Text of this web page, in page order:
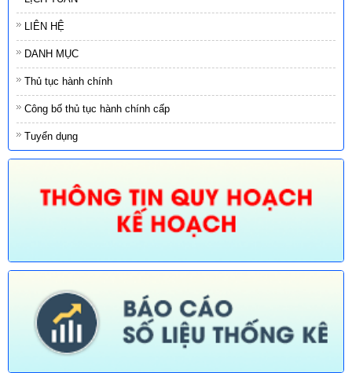
LIÊN HỆ
DANH MỤC
Thủ tục hành chính
Công bố thủ tục hành chính cấp
Tuyển dụng